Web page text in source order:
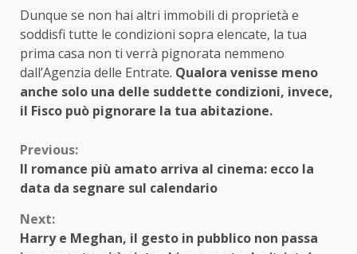
Dunque se non hai altri immobili di proprietà e
soddisfi tutte le condizioni sopra elencate, la tua
prima casa non ti verrà pignorata nemmeno
dall’Agenzia delle Entrate. Qualora venisse meno
anche solo una delle suddette condizioni, invece,
il Fisco può pignorare la tua abitazione.
Continue
Reading
Previous:
Il romance più amato arriva al cinema: ecco la
data da segnare sul calendario
Next:
Harry e Meghan, il gesto in pubblico non passa